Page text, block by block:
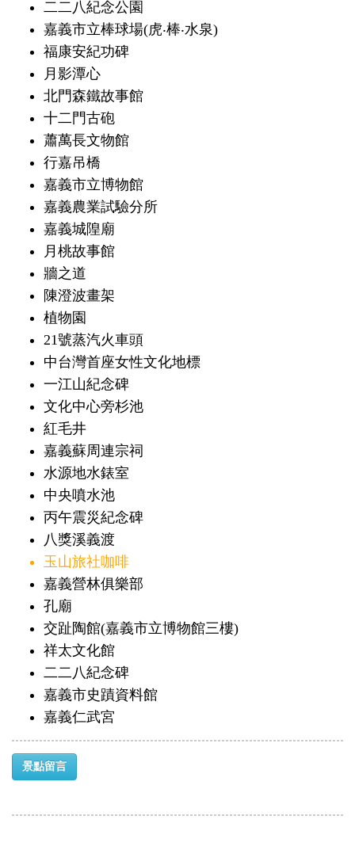
二二八紀念公園
嘉義市立棒球場(虎‧棒‧水泉)
福康安紀功碑
月影潭心
北門森鐵故事館
十二門古砲
蕭萬長文物館
行嘉吊橋
嘉義市立博物館
嘉義農業試驗分所
嘉義城隍廟
月桃故事館
牆之道
陳澄波畫架
植物園
21號蒸汽火車頭
中台灣首座女性文化地標
一江山紀念碑
文化中心旁杉池
紅毛井
嘉義蘇周連宗祠
水源地水錶室
中央噴水池
丙午震災紀念碑
八獎溪義渡
玉山旅社咖啡
嘉義營林俱樂部
孔廟
交趾陶館(嘉義市立博物館三樓)
祥太文化館
二二八紀念碑
嘉義市史蹟資料館
嘉義仁武宮
景點留言